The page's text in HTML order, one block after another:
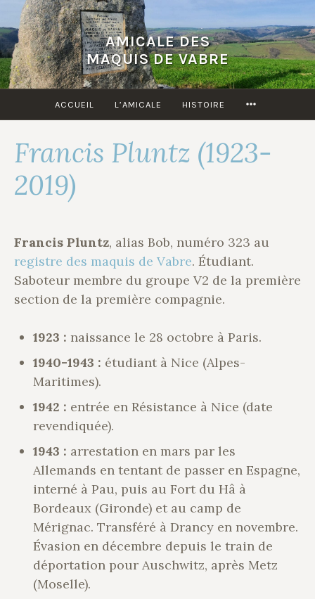
Accéder
au
contenu
principal
AMICALE DES
MAQUIS DE VABRE
ACCUEIL L’AMICALE HISTOIRE
Francis Pluntz (1923-
2019)
Francis Pluntz, alias Bob, numéro 323 au
registre des maquis de Vabre. Étudiant.
Saboteur membre du groupe V2 de la première
section de la première compagnie.
1923 : naissance le 28 octobre à Paris.
1940-1943 : étudiant à Nice (Alpes-
Maritimes).
1942 : entrée en Résistance à Nice (date
revendiquée).
1943 : arrestation en mars par les
Allemands en tentant de passer en Espagne,
interné à Pau, puis au Fort du Hâ à
Bordeaux (Gironde) et au camp de
Mérignac. Transféré à Drancy en novembre.
Évasion en décembre depuis le train de
déportation pour Auschwitz, après Metz
(Moselle).